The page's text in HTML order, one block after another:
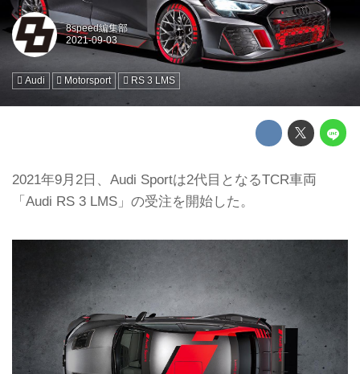
8speed編集部
Audi Motorsport RS 3 LMS
2021年9月2日、Audi Sportは2代目となるTCR車両
「Audi RS 3 LMS」の受注を開始した。